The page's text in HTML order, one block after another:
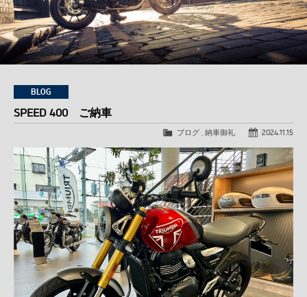
クロージング
アップデート
店舗情報
採用情報
TRIUMPH OFFICIAL SITE
LINE FacebookInstagram
X
BLOG
SPEED 400 ご納車
2024.11.15
ブログ ,納車御礼